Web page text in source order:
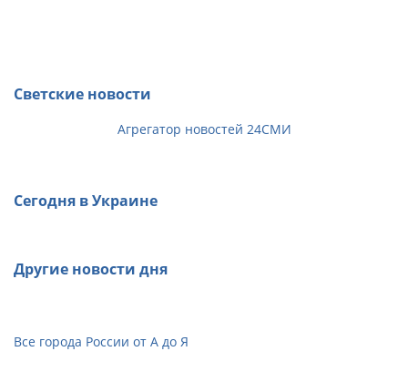
Светские новости
Агрегатор новостей 24СМИ
Сегодня в Украине
Другие новости дня
Все города России от А до Я